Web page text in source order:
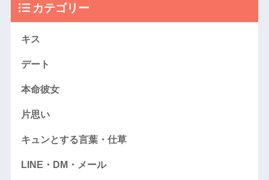
カテゴリー
キス
デート
本命彼女
片思い
キュンとする言葉・仕草
LINE・DM・メール